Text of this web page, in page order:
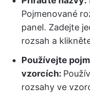
Pojmenované
panel. Zadejte
rozsah a
Používejte
vzorcích:
rozsahy ve